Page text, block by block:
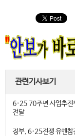
관련기사보기
6·25 70주년 사업추진
전달
정부, 6·25전쟁 유엔참